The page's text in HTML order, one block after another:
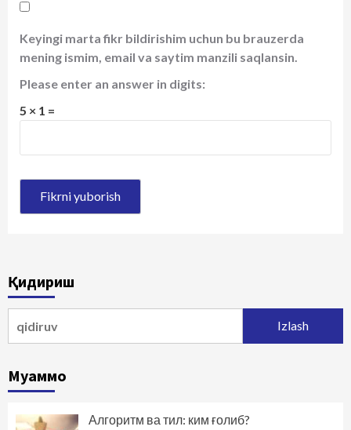
Keyingi marta fikr bildirishim uchun bu brauzerda
mening ismim, email va saytim manzili saqlansin.
Please enter an answer in digits:
5 × 1 =
Қидириш
Муаммо
Алгоритм ва тил: ким ғолиб?